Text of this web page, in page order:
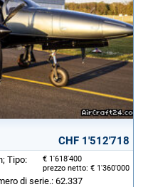
CHF 1'512'718
€ 1'618'400
prezzo netto: € 1'360'000
Tipo:
di serie.: 62.337